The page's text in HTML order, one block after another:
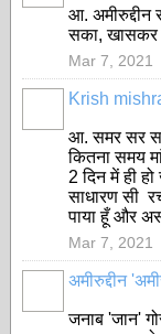
आ. अमीरुद्दीन
सका, खासकर
Mar 7, 2021
Krish
आ. समर सर
कितना समय
2 दिन में ही
साधारण सी
पाया हूँ और
Mar 7, 2021
अमीरुद्दीन
जनाब 'जान'